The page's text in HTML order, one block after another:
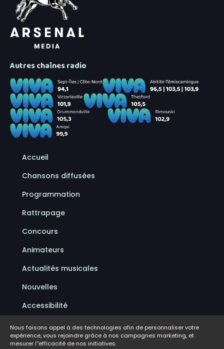
Autres chaînes radio
Accueil
Chansons diffusées
Programmation
Rattrapage
Concours
Animateurs
Actualités musicales
Nouvelles
Accessibilité
Politique de confidentialité
Conditions d'utilisation
Nous faisons appel à des technologies afin de personnaliser votre
expérience, vous rejoindre grâce à nos campagnes marketing, et
mesurer l''efficacité de nos initiatives.